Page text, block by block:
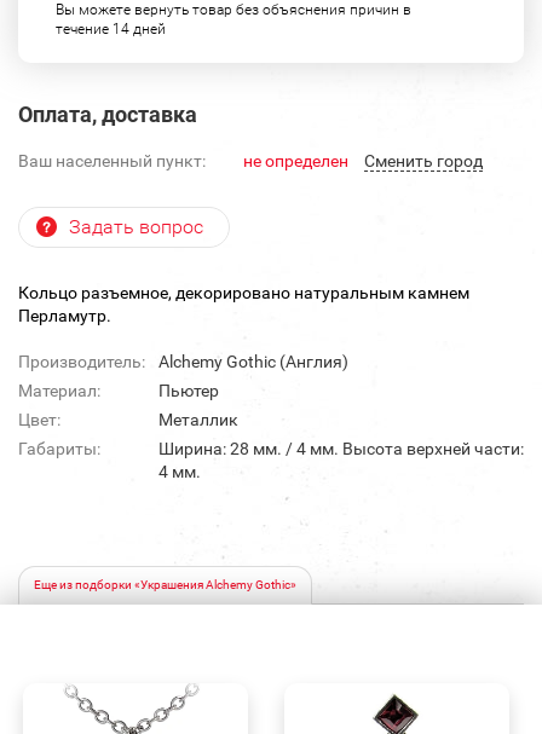
Вы можете вернуть товар без объяснения причин в
течение 14 дней
Оплата, доставка
Ваш населенный пункт: не определен Cменить город
Задать вопрос
Кольцо разъемное, декорировано натуральным камнем
Перламутр.
Производитель:
Alchemy Gothic (Англия)
Материал:
Пьютер
Цвет:
Металлик
Габариты:
Ширина: 28 мм. / 4 мм. Высота верхней части:
4 мм.
Еще из подборки «Украшения Alchemy Gothic»